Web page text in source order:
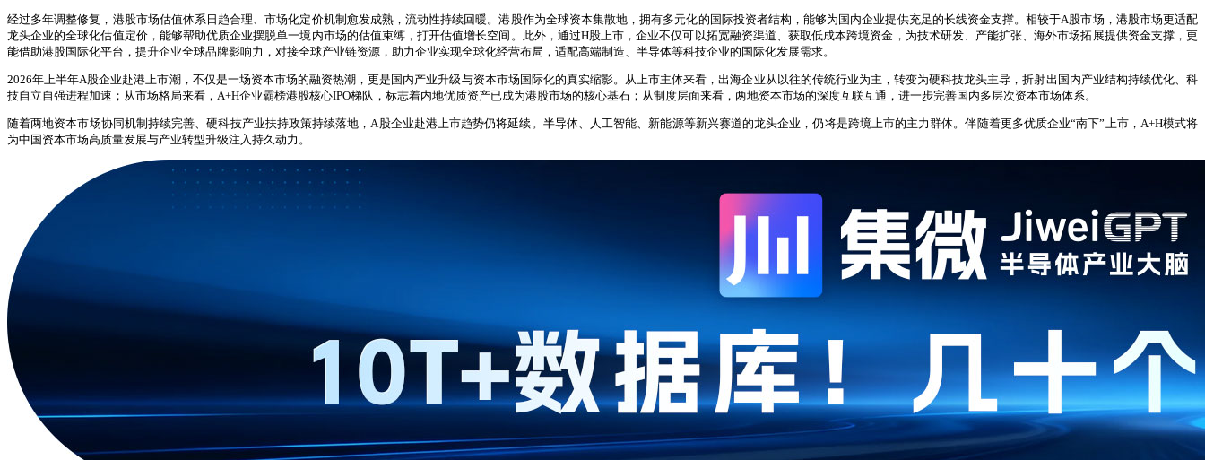
经过多年调整修复，港股市场估值体系日趋合理、市场化定价机制愈发成熟，流动性持续回暖。港股作为全球资本集散地，拥有多元化的国际投资者结构，能够为国内企业提供充足的长线资金支撑。相较于A股市场，港股市场更适配
龙头企业的全球化估值定价，能够帮助优质企业摆脱单一境内市场的估值束缚，打开估值增长空间。此外，通过H股上市，企业不仅可以拓宽融资渠道、获取低成本跨境资金，为技术研发、产能扩张、海外市场拓展提供资金支撑，更
能借助港股国际化平台，提升企业全球品牌影响力，对接全球产业链资源，助力企业实现全球化经营布局，适配高端制造、半导体等科技企业的国际化发展需求。
2026年上半年A股企业赴港上市潮，不仅是一场资本市场的融资热潮，更是国内产业升级与资本市场国际化的真实缩影。从上市主体来看，出海企业从以往的传统行业为主，转变为硬科技龙头主导，折射出国内产业结构持续优化、科
技自立自强进程加速；从市场格局来看，A+H企业霸榜港股核心IPO梯队，标志着内地优质资产已成为港股市场的核心基石；从制度层面来看，两地资本市场的深度互联互通，进一步完善国内多层次资本市场体系。
随着两地资本市场协同机制持续完善、硬科技产业扶持政策持续落地，A股企业赴港上市趋势仍将延续。半导体、人工智能、新能源等新兴赛道的龙头企业，仍将是跨境上市的主力群体。伴随着更多优质企业“南下”上市，A+H模式将
为中国资本市场高质量发展与产业转型升级注入持久动力。